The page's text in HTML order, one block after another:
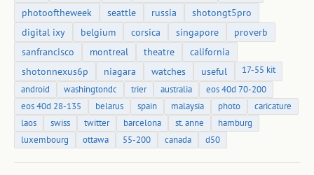
photooftheweek
seattle russia
shotongt5pro
digital ixy
belgium corsica singapore
proverb
sanfrancisco
montreal theatre
california
shotonnexus6p
niagara watches useful
17-55 kit
android
washingtondc trier australia
eos 40d 70-200
eos 40d 28-135
belarus spain malaysia photo
caricature
laos
swiss twitter barcelona st. anne
hamburg
luxembourg
ottawa 55-200 canada d50